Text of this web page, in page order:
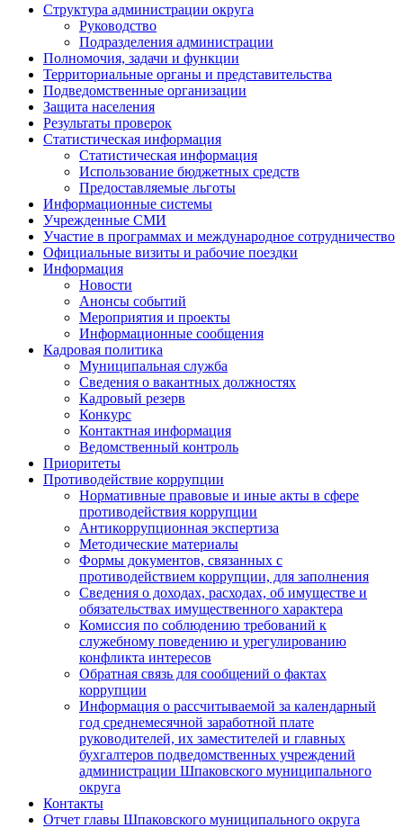
Структура администрации округа
Руководство
Подразделения администрации
Полномочия, задачи и функции
Территориальные органы и представительства
Подведомственные организации
Защита населения
Результаты проверок
Статистическая информация
Статистическая информация
Использование бюджетных средств
Предоставляемые льготы
Информационные системы
Учрежденные СМИ
Участие в программах и международное сотрудничество
Официальные визиты и рабочие поездки
Информация
Новости
Анонсы событий
Мероприятия и проекты
Информационные сообщения
Кадровая политика
Муниципальная служба
Сведения о вакантных должностях
Кадровый резерв
Конкурс
Контактная информация
Ведомственный контроль
Приоритеты
Противодействие коррупции
Нормативные правовые и иные акты в сфере
противодействия коррупции
Антикоррупционная экспертиза
Методические материалы
Формы документов, связанных с
противодействием коррупции, для заполнения
Сведения о доходах, расходах, об имуществе и
обязательствах имущественного характера
Комиссия по соблюдению требований к
служебному поведению и урегулированию
конфликта интересов
Обратная связь для сообщений о фактах
коррупции
Информация о рассчитываемой за календарный
год среднемесячной заработной плате
руководителей, их заместителей и главных
бухгалтеров подведомственных учреждений
администрации Шпаковского муниципального
округа
Контакты
Отчет главы Шпаковского муниципального округа